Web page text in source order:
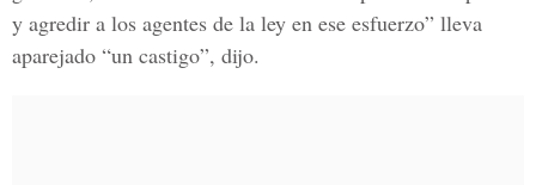
y agredir a los agentes de la ley en ese esfuerzo” lleva
aparejado “un castigo”, dijo.